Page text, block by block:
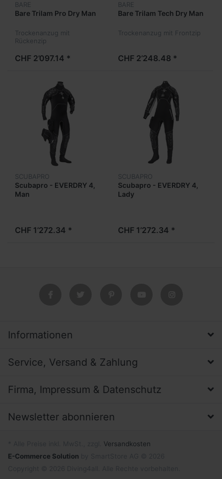
BARE
Bare Trilam Pro Dry Man
Trockenanzug mit
Rückenzip
CHF 2’097.14 *
BARE
Bare Trilam Tech Dry Man
Trockenanzug mit Frontzip
CHF 2’248.48 *
SCUBAPRO
Scubapro - EVERDRY 4,
Man
CHF 1’272.34 *
SCUBAPRO
Scubapro - EVERDRY 4,
Lady
CHF 1’272.34 *
Informationen
Service, Versand & Zahlung
Firma, Impressum & Datenschutz
Newsletter abonnieren
Versandkosten
E-Commerce Solution